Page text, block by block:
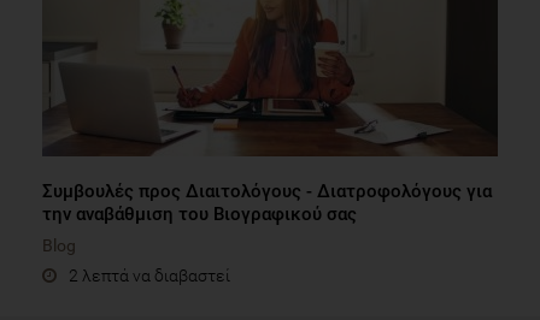
Συμβουλές προς Διαιτολόγους - Διατροφολόγους για
την αναβάθμιση του Βιογραφικού σας
Blog
2 λεπτά να διαβαστεί